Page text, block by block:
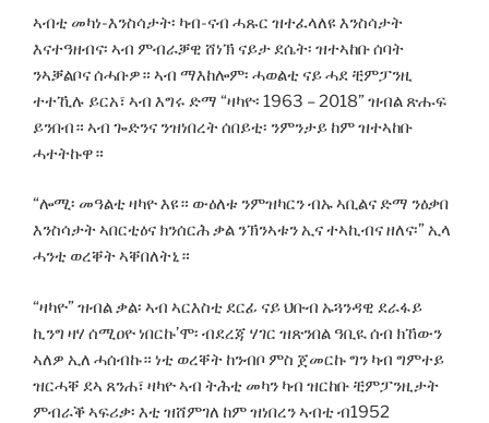
ኣብቲ መካነ-እንስሳታት፡ ካብ-ናብ ሓጹር ዝተፈላለዩ እንስሳታት
እናተዓዘብና፡ ኣብ ምብራቓዊ ሸነኽ ናይታ ደሴት፡ ዝተኣከቡ ሰባት
ንኣቓልቦና ሰሓቡዎ። ኣብ ማእከሎም፡ ሓወልቲ ናይ ሓደ ቺምፓንዚ
ተተኺሉ ይርአ፣ ኣብ እግሩ ድማ “ዛካዮ፡ 1963 – 2018” ዝብል ጽሑፍ
ይንበብ። ኣብ ጐድንና ንዝነበረት ሰበይቲ፡ ንምንታይ ከም ዝተኣከቡ
ሓተትኩዋ።
“ሎሚ፡ መዓልቲ ዛካዮ እዩ። ውዕለቱ ንምዝካርን ብኡ ኣቢልና ድማ ንዕቃበ
እንስሳታት ኣበርቲዕና ክንሰርሕ ቃል ንኽንኣቱን ኢና ተኣኪብና ዘለና፡” ኢላ
ሓንቲ ወረቐት ኣቐበለትኒ።
“ዛካዮ” ዝብል ቃል፡ ኣብ ኣርእስቲ ደርፊ ናይ ህቡብ ኡጓንዳዊ ደራፋይ
ኪንግ ዛሃ ሰሚዐዮ ነበርኩ’ሞ፡ ብደረጃ ሃገር ዝጽንበል ዓቢዪ ሰብ ክኸውን
ኣለዎ ኢለ ሓሰብኩ። ነቲ ወረቐት ከንብቦ ምስ ጀመርኩ ግን ካብ ግምተይ
ዝርሓቐ ደኣ ጸንሐ፣ ዛካዮ ኣብ ትሕቲ መካን ካብ ዝርከቡ ቺምፓንዚታት
ምብራቕ ኣፍሪቃ፡ እቲ ዝሸምገለ ከም ዝነበረን ኣብቲ ብ1952